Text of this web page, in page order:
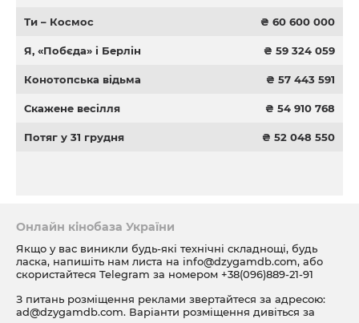
Ти – Космос ₴ 60 600 000
Я, «Побєда» і Берлін ₴ 59 324 059
Конотопська відьма ₴ 57 443 591
Скажене весілля ₴ 54 910 768
Потяг у 31 грудня ₴ 52 048 550
Онлайн кінобаза України
Якщо у вас виникли будь-які технічні складнощі, будь
ласка, напишіть нам листа на info@dzygamdb.com, або
скористайтеся Telegram за номером +38(096)889-21-91
З питань розміщення реклами звертайтеся за адресою:
ad@dzygamdb.com. Варіанти розміщення дивіться за